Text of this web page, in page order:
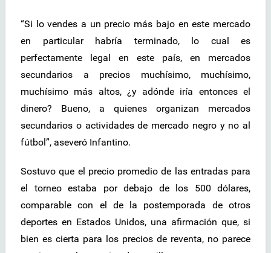
“Si lo vendes a un precio más bajo en este mercado
en particular habría terminado, lo cual es
perfectamente legal en este país, en mercados
secundarios a precios muchísimo, muchísimo,
muchísimo más altos, ¿y adónde iría entonces el
dinero? Bueno, a quienes organizan mercados
secundarios o actividades de mercado negro y no al
fútbol”, aseveró Infantino.
Sostuvo que el precio promedio de las entradas para
el torneo estaba por debajo de los 500 dólares,
comparable con el de la postemporada de otros
deportes en Estados Unidos, una afirmación que, si
bien es cierta para los precios de reventa, no parece